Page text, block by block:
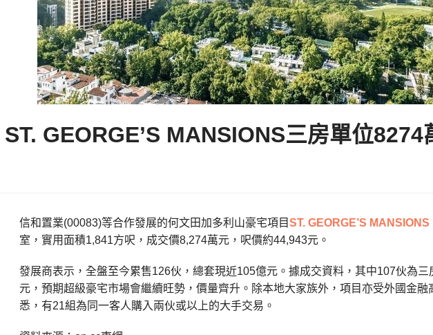
ST. GEORGE’S MANSIONS三房單位8274
信和置業(00083)等合作發展的何文田加多利山豪宅項目ST. GEORGE’S MANSIONS
室，實用面積1,841方呎，成交價8,274萬元，呎價約44,943元。
發展商表示，全盤至今累售126伙，總套現近105億元。據成交資料，其中107伙為
元，預期超級豪宅市場會繼續旺勢，價量齊升。除本地大家族外，項目亦受外國金
悉，有21組為同一客人購入兩伙或以上的大手交易。